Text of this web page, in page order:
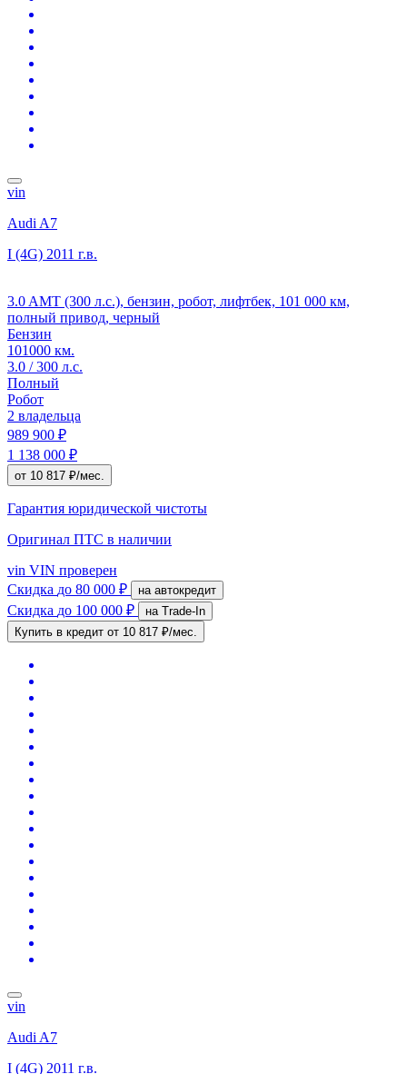
vin
Audi A7
I (4G) 2011 г.в.
3.0 AMT (300 л.с.), бензин, робот, лифтбек, 101 000 км,
полный привод, черный
Бензин
101000 км.
3.0 / 300 л.с.
Полный
Робот
2 владельца
989 900 ₽
1 138 000 ₽
от 10 817 ₽/мес.
Гарантия юридической чистоты
Оригинал ПТС в наличии
vin VIN проверен
Скидка до 80 000 ₽ на автокредит
Скидка до 100 000 ₽
на Trade-In
Купить в кредит от 10 817 ₽/мес.
vin
Audi A7
I (4G) 2011 г.в.